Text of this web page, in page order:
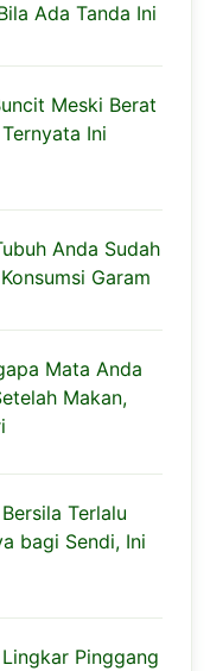
Ada Tanda Ini
Meski Berat
Ini
Anda Sudah
Garam
Mata Anda
Makan,
Terlalu
bagi Sendi, Ini
Pinggang